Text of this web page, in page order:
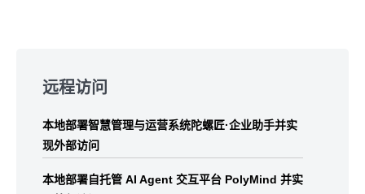
footer
远程访问
本地部署智慧管理与运营系统陀螺匠·企业助手并实
现外部访问
本地部署自托管 AI Agent 交互平台 PolyMind 并实